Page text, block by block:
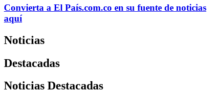
Convierta a El País.com.co en su fuente de noticias
aquí
Noticias
Destacadas
Noticias Destacadas